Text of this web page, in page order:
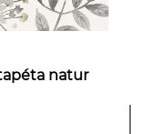
natur